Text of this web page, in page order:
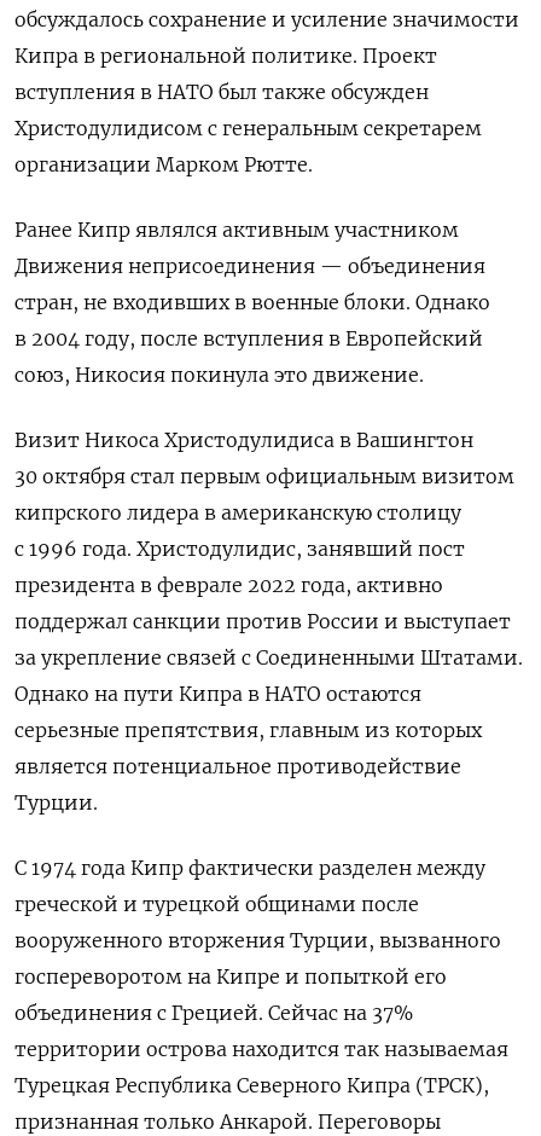
обсуждалось сохранение и усиление значимости
Кипра в региональной политике. Проект
вступления в НАТО был также обсужден
Христодулидисом с генеральным секретарем
организации Марком Рютте.
Ранее Кипр являлся активным участником
Движения неприсоединения — объединения
стран, не входивших в военные блоки. Однако
в 2004 году, после вступления в Европейский
союз, Никосия покинула это движение.
Визит Никоса Христодулидиса в Вашингтон
30 октября стал первым официальным визитом
кипрского лидера в американскую столицу
с 1996 года. Христодулидис, занявший пост
президента в феврале 2022 года, активно
поддержал санкции против России и выступает
за укрепление связей с Соединенными Штатами.
Однако на пути Кипра в НАТО остаются
серьезные препятствия, главным из которых
является потенциальное противодействие
Турции.
С 1974 года Кипр фактически разделен между
греческой и турецкой общинами после
вооруженного вторжения Турции, вызванного
госпереворотом на Кипре и попыткой его
объединения с Грецией. Сейчас на 37%
территории острова находится так называемая
Турецкая Республика Северного Кипра (ТРСК),
признанная только Анкарой. Переговоры